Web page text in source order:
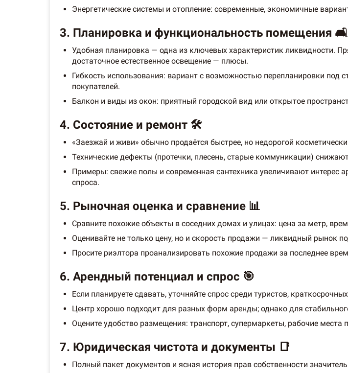
Энергетические системы и отопление: современные, экономичные
3. Планировка и функциональность помещения 🛋️
Удобная планировка — одна из ключевых характеристик ликвидности.
достаточное естественное освещение — плюсы.
Гибкость использования: вариант с возможностью перепланировки
покупателей.
Балкон и виды из окон: приятный городской вид или открытое
4. Состояние и ремонт 🛠️
«Заезжай и живи» обычно продаётся быстрее, но недорогой
Технические дефекты (протечки, плесень, старые коммуникации)
Примеры: свежие полы и современная сантехника увеличивают интерес
спроса.
5. Рыночная оценка и сравнение 📊
Сравните похожие объекты в соседних домах и улицах: цена за метр,
Оценивайте не только цену, но и скорость продажи — ликвидный рынок
Просите риэлтора проанализировать похожие продажи за последнее
6. Арендный потенциал и спрос 🎯
Если планируете сдавать, уточняйте спрос среди туристов,
Центр хорошо подходит для разных форм аренды; однако для
Оцените удобство размещения: транспорт, супермаркеты, рабочие места
7. Юридическая чистота и документы 📑
Полный пакет документов и ясная история прав собственности